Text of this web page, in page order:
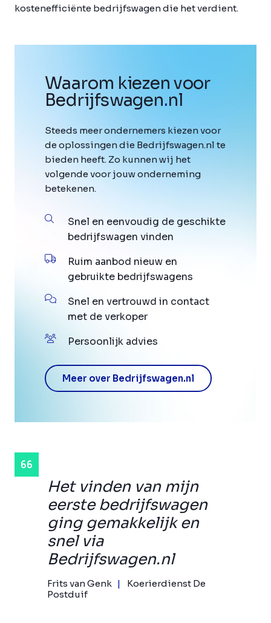
kostenefficiënte bedrijfswagen die het verdient.
Het vinden van mijn
eerste bedrijfswagen
ging gemakkelijk en
snel via
Bedrijfswagen.nl
Frits van Genk
Koerierdienst De
Postduif
Waarom kiezen voor
Bedrijfswagen.nl
Steeds meer ondernemers kiezen voor
de oplossingen die Bedrijfswagen.nl te
bieden heeft. Zo kunnen wij het
volgende voor jouw onderneming
betekenen.
Snel en eenvoudig de geschikte
bedrijfswagen vinden
Ruim aanbod nieuw en
gebruikte bedrijfswagens
Snel en vertrouwd in contact
met de verkoper
Persoonlijk advies
Meer over Bedrijfswagen.nl